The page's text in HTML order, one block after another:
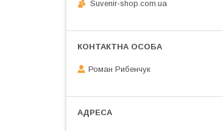
Suvenir-shop.com.ua
Роман Рибенчук